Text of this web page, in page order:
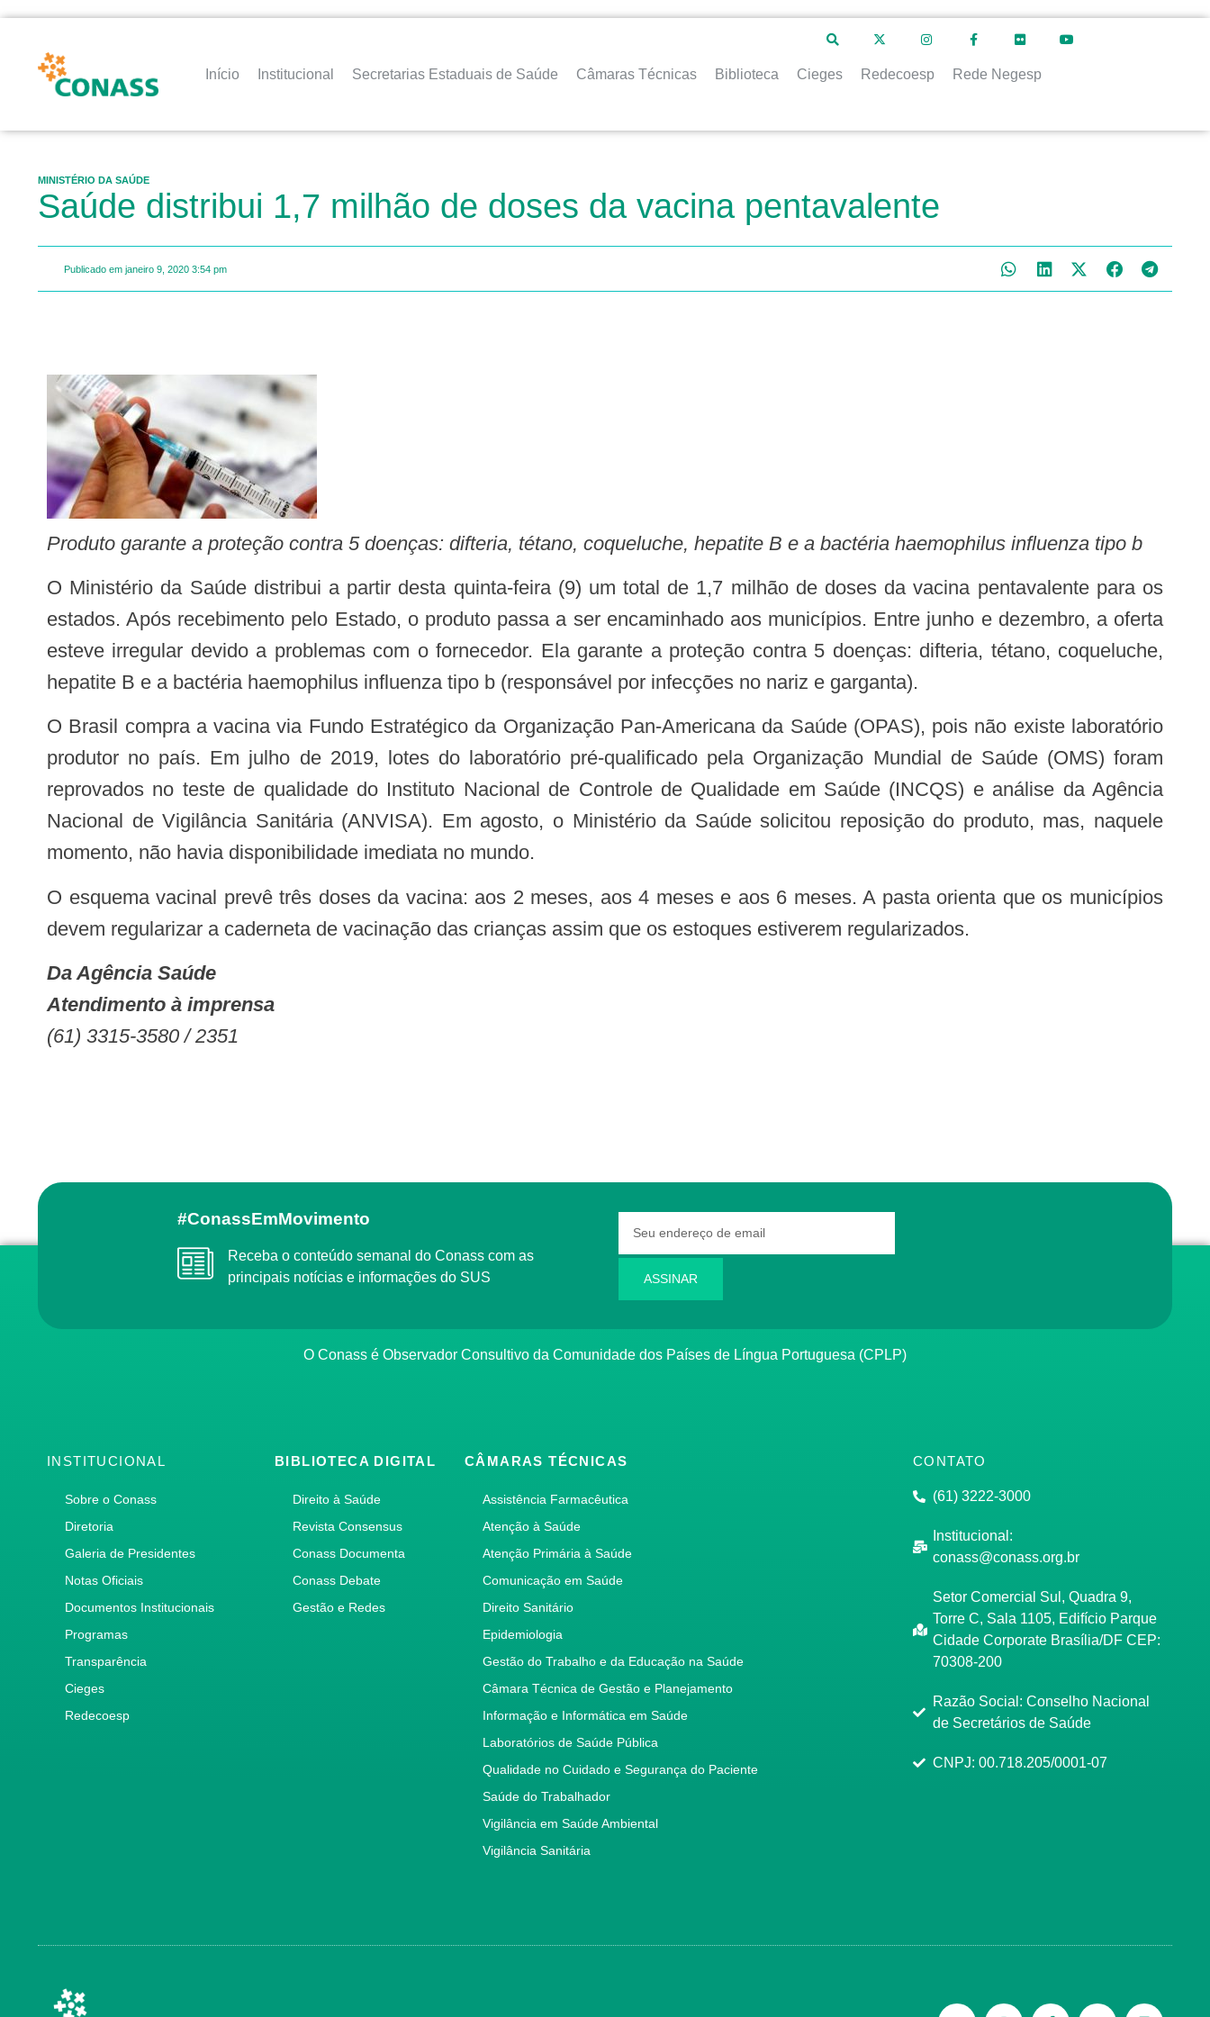
Início Institucional Secretarias Estaduais de Saúde Câmaras Técnicas Biblioteca Cieges Redecoesp Rede Negesp
MINISTÉRIO DA SAÚDE
Saúde distribui 1,7 milhão de doses da vacina pentavalente
Publicado em janeiro 9, 2020 3:54 pm
Produto garante a proteção contra 5 doenças: difteria, tétano, coqueluche, hepatite B e a bactéria haemophilus influenza tipo b
O Ministério da Saúde distribui a partir desta quinta-feira (9) um total de 1,7 milhão de doses da vacina pentavalente para os
estados. Após recebimento pelo Estado, o produto passa a ser encaminhado aos municípios. Entre junho e dezembro, a oferta
esteve irregular devido a problemas com o fornecedor. Ela garante a proteção contra 5 doenças: difteria, tétano, coqueluche,
hepatite B e a bactéria haemophilus influenza tipo b (responsável por infecções no nariz e garganta).
O Brasil compra a vacina via Fundo Estratégico da Organização Pan-Americana da Saúde (OPAS), pois não existe laboratório
produtor no país. Em julho de 2019, lotes do laboratório pré-qualificado pela Organização Mundial de Saúde (OMS) foram
reprovados no teste de qualidade do Instituto Nacional de Controle de Qualidade em Saúde (INCQS) e análise da Agência
Nacional de Vigilância Sanitária (ANVISA). Em agosto, o Ministério da Saúde solicitou reposição do produto, mas, naquele
momento, não havia disponibilidade imediata no mundo.
O esquema vacinal prevê três doses da vacina: aos 2 meses, aos 4 meses e aos 6 meses. A pasta orienta que os municípios
devem regularizar a caderneta de vacinação das crianças assim que os estoques estiverem regularizados.
Da Agência Saúde
Atendimento à imprensa
(61) 3315-3580 / 2351
#ConassEmMovimento
Receba o conteúdo semanal do Conass com as
principais notícias e informações do SUS
ASSINAR
O Conass é Observador Consultivo da Comunidade dos Países de Língua Portuguesa (CPLP)
INSTITUCIONAL
Sobre o Conass
Diretoria
Galeria de Presidentes
Notas Oficiais
Documentos Institucionais
Programas
Transparência
Cieges
Redecoesp
BIBLIOTECA DIGITAL
Direito à Saúde
Revista Consensus
Conass Documenta
Conass Debate
Gestão e Redes
CÂMARAS TÉCNICAS
Assistência Farmacêutica
Atenção à Saúde
Atenção Primária à Saúde
Comunicação em Saúde
Direito Sanitário
Epidemiologia
Gestão do Trabalho e da Educação na Saúde
Câmara Técnica de Gestão e Planejamento
Informação e Informática em Saúde
Laboratórios de Saúde Pública
Qualidade no Cuidado e Segurança do Paciente
Saúde do Trabalhador
Vigilância em Saúde Ambiental
Vigilância Sanitária
CONTATO
(61) 3222-3000
Institucional:
conass@conass.org.br
Setor Comercial Sul, Quadra 9,
Torre C, Sala 1105, Edifício Parque
Cidade Corporate Brasília/DF CEP:
70308-200
Razão Social: Conselho Nacional
de Secretários de Saúde
CNPJ: 00.718.205/0001-07